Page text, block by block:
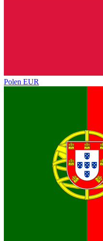
Polen EUR